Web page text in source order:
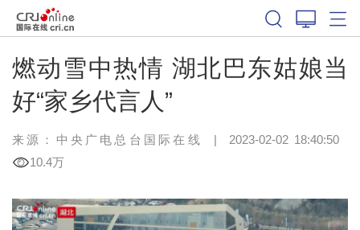
燃动雪中热情 湖北巴东姑娘当
好“家乡代言人”
来源：中央广电总台国际在线 | 2023-02-02 18:40:50
10.4万